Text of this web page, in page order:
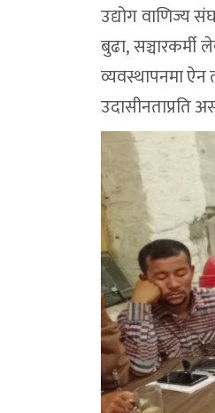
उद्योग वाणिज्य
बुढा,
व्यवस्थापनमा ऐन
उदासीनताप्रति